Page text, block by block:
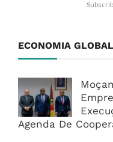
ECONOMIA GLOBAL
Agenda De